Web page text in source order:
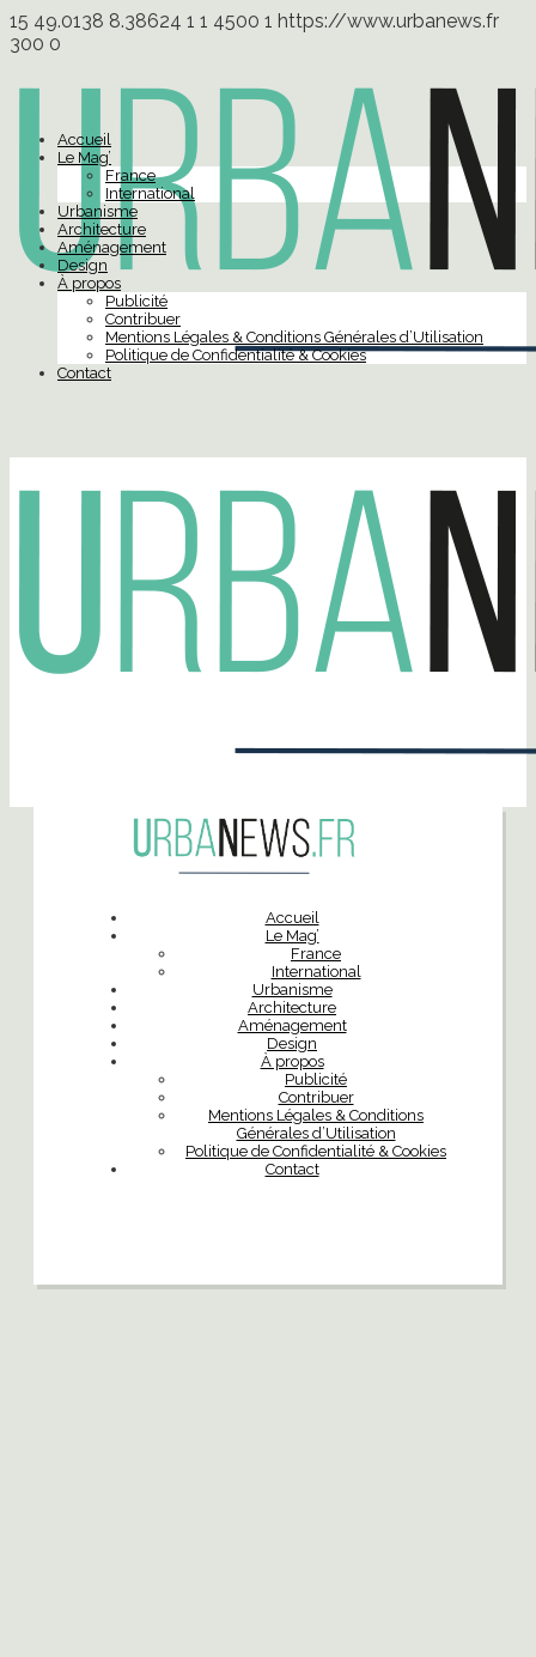
15 49.0138 8.38624 1 1 4500 1 https://www.urbanews.fr
300 0
Accueil
Le Mag’
France
International
Urbanisme
Architecture
Aménagement
Design
À propos
Publicité
Contribuer
Mentions Légales & Conditions Générales d’Utilisation
Politique de Confidentialité & Cookies
Contact
Accueil
Le Mag’
France
International
Urbanisme
Architecture
Aménagement
Design
À propos
Publicité
Contribuer
Mentions Légales & Conditions
Générales d’Utilisation
Politique de Confidentialité & Cookies
Contact